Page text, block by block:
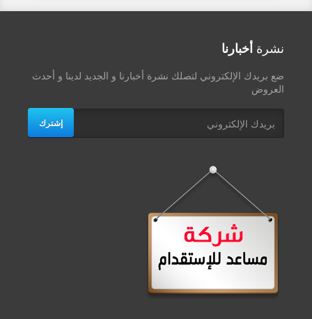
نشرة أخبارنا
ضع بريدك الإلكتروني لتصلك نشرة أخبارنا و الجديد لدينا و أحدث
العروض
إشترك